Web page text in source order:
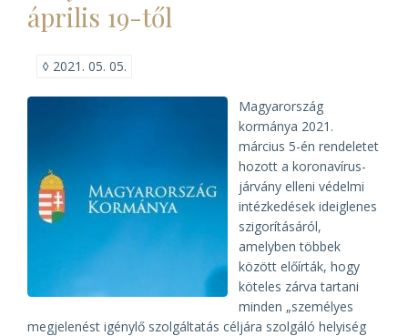
április 19-től
◊ 2021. 05. 05.
Magyarország
kormánya 2021.
március 5-én rendeletet
hozott a koronavírus-
járvány elleni védelmi
intézkedések ideiglenes
szigorításáról,
amelyben többek
között előírták, hogy
köteles zárva tartani
minden „személyes
megjelenést igénylő szolgáltatás céljára szolgáló helyiség